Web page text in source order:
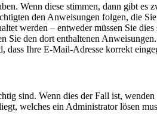
Wenn diese stimmen, dann gibt es
den Anweisungen folgen, die
werden – entweder müssen Sie
den dort enthaltenen
Ihre E-Mail-Adresse korrekt
sind. Wenn dies der Fall ist,
welches ein Administrator lösen